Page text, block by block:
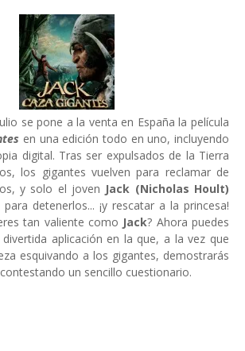
se pone a la venta en España la película
en una edición todo en uno, incluyendo
digital. Tras ser expulsados de la Tierra
los gigantes vuelven para reclamar de
y solo el joven Jack (Nicholas Hoult)
detenerlos... ¡y rescatar a la princesa!
tan valiente como Jack? Ahora puedes
aplicación en la que, a la vez que
esquivando a los gigantes, demostrarás
un sencillo cuestionario.